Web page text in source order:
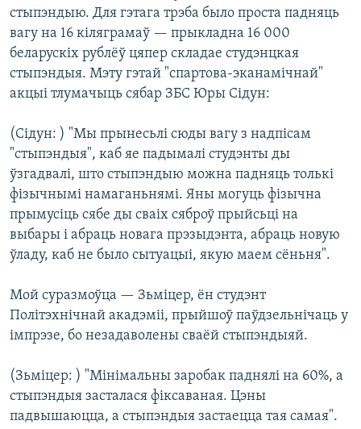
стыпэндыю. Для гэтага трэба было проста падняць
вагу на 16 кіляграмаў — прыкладна 16 000
беларускіх рублёў цяпер складае студэнцкая
стыпэндыя. Мэту гэтай "спартова-эканамічнай"
акцыі тлумачыць сябар ЗБС Юры Сідун:
(Сідун: ) "Мы прынесьлі сюды вагу з надпісам
"стыпэндыя", каб яе падымалі студэнты ды
ўзгадвалі, што стыпэндыю можна падняць толькі
фізычнымі намаганьнямі. Яны могуць фізычна
прымусіць сябе ды сваіх сяброў прыйсьці на
выбары і абраць новага прэзыдэнта, абраць новую
ўладу, каб не было сытуацыі, якую маем сёньня".
Мой суразмоўца — Зьміцер, ён студэнт
Політэхнічнай акадэміі, прыйшоў паўдзельнічаць у
імпрэзе, бо незадаволены сваёй стыпэндыяй.
(Зьміцер: ) "Мінімальны заробак паднялі на 60%, а
стыпэндыя засталася фіксаваная. Цэны
падвышаюцца, а стыпэндыя застаецца тая самая".